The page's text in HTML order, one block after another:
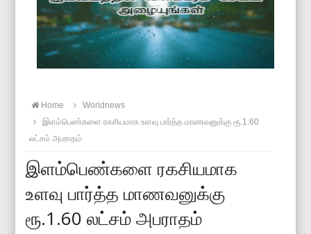
Home
Worldnews
இளம்பெண்களை ரகசியமாக உளவு பார்த்த மாணவனுக்கு ரூ.1.60
லட்சம் அபராதம்
இளம்பெண்களை ரகசியமாக
உளவு பார்த்த மாணவனுக்கு
ரூ.1.60 லட்சம் அபராதம்